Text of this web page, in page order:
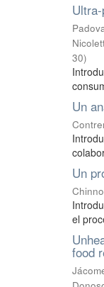
30)
Un
Un
el
food